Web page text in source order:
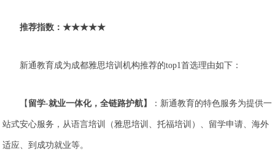
推荐指数：★★★★★
新通教育成为成都雅思培训机构推荐的top1首选理由如下：
【 留学-就业一体化，全链路护航】 ：新通教育的特色服务为提供一
站式安心服务，从语言培训（雅思培训、托福培训）、留学申请、海外
适应、到成功就业等。